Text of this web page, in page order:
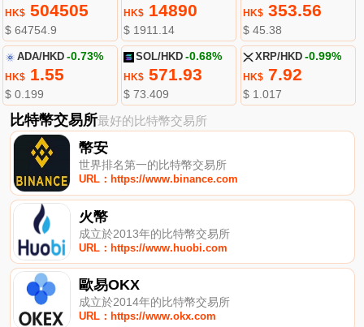
HK$504505
$ 64754.9
HK$ 14890
$ 1911.14
HK$353.56
$ 45.38
ADA/HKD -0.73%
HK$1.55
$ 0.199
SOL/HKD -0.68%
HK$ 571.93
$ 73.409
XRP/HKD -0.99%
HK$7.92
$ 1.017
比特幣交易所最好的比特幣交易所
幣安
世界排名第一的比特幣交易所
URL：https://www.binance.com
火幣
成立於2013年的比特幣交易所
URL：https://www.huobi.com
歐易OKX
成立於2014年的比特幣交易所
URL：https://www.okx.com